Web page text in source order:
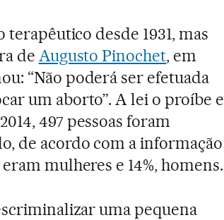
desde 1931, mas
de Augusto Pinochet, em
“Não poderá ser efetuada
um aborto”. A lei o proíbe e
497 pessoas foram
de acordo com a informação
mulheres e 14%, homens.
uma pequena